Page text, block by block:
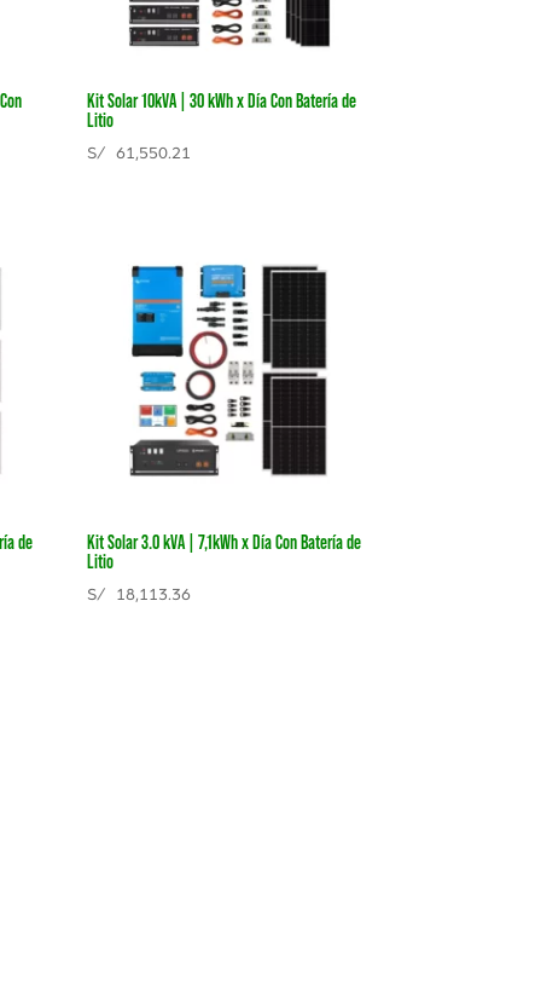
Kit Solar 10kVA | 30 kWh x Día Con Batería de
Litio
S/ 61,550.21
de
Kit Solar 3.0 kVA | 7,1kWh x Día Con Batería de
Litio
S/ 18,113.36